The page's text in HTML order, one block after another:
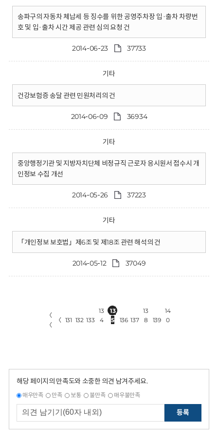
송파구의 자동차 체납세 등 징수를 위한 공영주차장 입·출차 차량번
호 및 입·출차 시간 제공 관련 심의 요청 건
2014-06-23 37733
기타
건강보험증 송달 관련 민원처리의 건
2014-06-09 36934
기타
중앙행정기관 및 지방자치단체 비정규직 근로자 응시원서 접수시 개
인정보 수집 개선
2014-05-26 37223
기타
「개인정보 보호법」제6조 및 제18조 관련 해석의 건
2014-05-12 37049
〈
〈
〈 131 132 133
13
4
13
5
136 137
13
8
139
14
0
해당 페이지의 만족도와 소중한 의견 남겨주세요.
매우만족 만족 보통 불만족 매우불만족
등록